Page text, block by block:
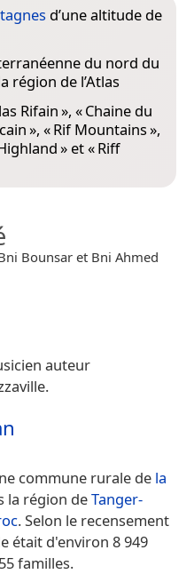
d’une altitude de
du nord du
région de l’Atlas
Rifain», «Chaine du
», «Rif Mountains»,
» et «Riff
Bounsar et Bni Ahmed
auteur
commune rurale de la
la région deTanger-
. Selon le recensement
était d'environ 8 949
familles.